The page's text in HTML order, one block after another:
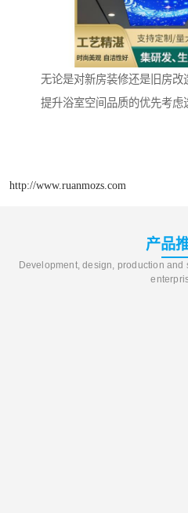
无论是对新房装修还是旧房改
提升浴室空间品质的优先考虑
http://www.ruanmozs.com
产品
Development, design, production